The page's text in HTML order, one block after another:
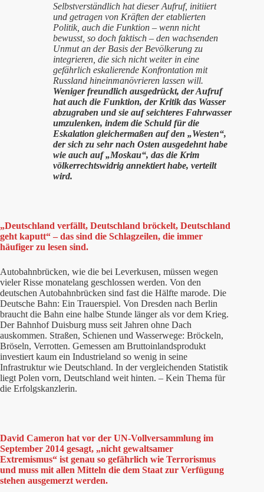
Selbstverständlich hat dieser Aufruf, initiiert
und getragen von Kräften der etablierten
Politik, auch die Funktion – wenn nicht
bewusst, so doch faktisch – den wachsenden
Unmut an der Basis der Bevölkerung zu
integrieren, die sich nicht weiter in eine
gefährlich eskalierende Konfrontation mit
Russland hineinmanövrieren lassen will.
Weniger freundlich ausgedrückt, der Aufruf
hat auch die Funktion, der Kritik das Wasser
abzugraben und sie auf seichteres Fahrwasser
umzulenken, indem die Schuld für die
Eskalation gleichermaßen auf den „Westen“,
der sich zu sehr nach Osten ausgedehnt habe
wie auch auf „Moskau“, das die Krim
völkerrechtswidrig annektiert habe, verteilt
wird.
„Deutschland verfällt, Deutschland bröckelt, Deutschland
geht kaputt“ – das sind die Schlagzeilen, die immer
häufiger zu lesen sind.
Autobahnbrücken, wie die bei Leverkusen, müssen wegen
vieler Risse monatelang geschlossen werden. Von den
deutschen Autobahnbrücken sind fast die Hälfte marode. Die
Deutsche Bahn: Ein Trauerspiel. Von Dresden nach Berlin
braucht die Bahn eine halbe Stunde länger als vor dem Krieg.
Der Bahnhof Duisburg muss seit Jahren ohne Dach
auskommen. Straßen, Schienen und Wasserwege: Bröckeln,
Bröseln, Verrotten. Gemessen am Bruttoinlandsprodukt
investiert kaum ein Industrieland so wenig in seine
Infrastruktur wie Deutschland. In der vergleichenden Statistik
liegt Polen vorn, Deutschland weit hinten. – Kein Thema für
die Erfolgskanzlerin.
David Cameron hat vor der UN-Vollversammlung im
September 2014 gesagt, „nicht gewaltsamer
Extremismus“ ist genau so gefährlich wie Terrorismus
und muss mit allen Mitteln die dem Staat zur Verfügung
stehen ausgemerzt werden.